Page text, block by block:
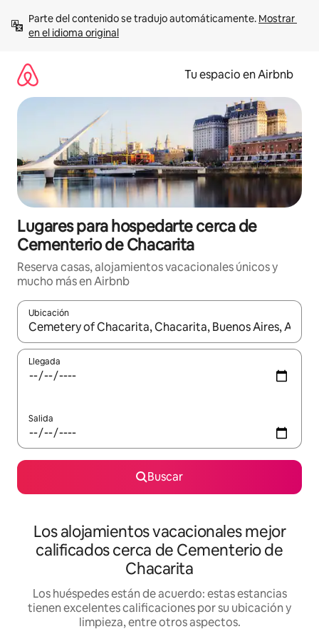
contenido
Parte del contenido se tradujo automáticamente. Mostrar
en el idioma original
Tu espacio en Airbnb
Lugares para hospedarte cerca de
Cementerio de Chacarita
Reserva casas, alojamientos vacacionales únicos y
mucho más en Airbnb
Ubicación
Cuando los resultados estén disponibles, podrás navegar
Llegada
Salida
Buscar
Los alojamientos vacacionales mejor
calificados cerca de Cementerio de
Chacarita
Los huéspedes están de acuerdo: estas estancias
tienen excelentes calificaciones por su ubicación y
limpieza, entre otros aspectos.